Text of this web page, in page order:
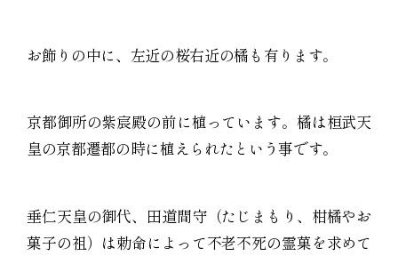
お飾りの中に、左近の桜右近の橘も有ります。
京都御所の紫宸殿の前に植っています。橘は桓武天
皇の京都遷都の時に植えられたという事です。
垂仁天皇の御代、田道間守（たじまもり、柑橘やお
菓子の祖）は勅命によって不老不死の霊菓を求めて